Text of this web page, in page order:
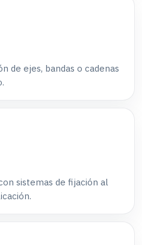
de ejes, bandas o cadenas
sistemas de fijación al